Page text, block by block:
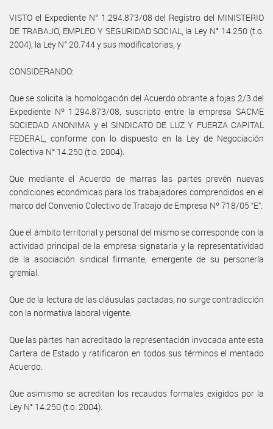
VISTO el Expediente N° 1.294.873/08 del Registro del MINISTERIO
DE TRABAJO, EMPLEO Y SEGURIDAD SOCIAL, la Ley N° 14.250 (t.o.
2004), la Ley N° 20.744 y sus modificatorias, y
CONSIDERANDO:
Que se solicita la homologación del Acuerdo obrante a fojas 2/3 del
Expediente Nº 1.294.873/08, suscripto entre la empresa SACME
SOCIEDAD ANONIMA y el SINDICATO DE LUZ Y FUERZA CAPITAL
FEDERAL, conforme con lo dispuesto en la Ley de Negociación
Colectiva N° 14.250 (t.o. 2004).
Que mediante el Acuerdo de marras las partes prevén nuevas
condiciones económicas para los trabajadores comprendidos en el
marco del Convenio Colectivo de Trabajo de Empresa Nº 718/05 “E”.
Que el ámbito territorial y personal del mismo se corresponde con la
actividad principal de la empresa signataria y la representatividad
de la asociación sindical firmante, emergente de su personería
gremial.
Que de la lectura de las cláusulas pactadas, no surge contradicción
con la normativa laboral vigente.
Que las partes han acreditado la representación invocada ante esta
Cartera de Estado y ratificaron en todos sus términos el mentado
Acuerdo.
Que asimismo se acreditan los recaudos formales exigidos por la
Ley N° 14.250 (t.o. 2004).